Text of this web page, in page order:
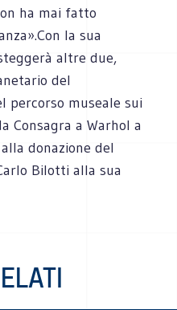
ha mai fatto
la sua
altre due,
del
percorso museale sui
Consagra a Warhol a
donazione del
Bilotti alla sua